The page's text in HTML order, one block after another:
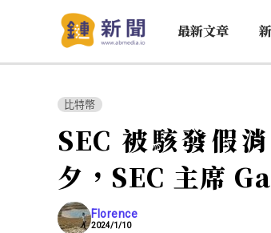
最新文章
比特幣
SEC 被駭發假
夕，SEC 主席
Florence
2024/1/10